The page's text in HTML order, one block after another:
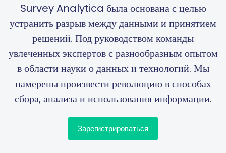
Survey Analytica была основана с целью
устранить разрыв между данными и принятием
решений. Под руководством команды
увлеченных экспертов с разнообразным опытом
в области науки о данных и технологий. Мы
намерены произвести революцию в способах
сбора, анализа и использования информации.
Зарегистрироваться